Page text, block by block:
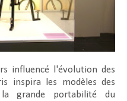
influencé l'évolution des
inspira les modèles des
grande portabilité du